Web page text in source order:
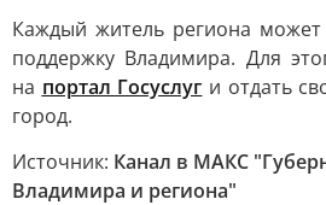
Каждый житель региона может
поддержку Владимира. Для
на портал Госуслуг и отдать
город.
Источник: Канал в МАКС
Владимира и региона"